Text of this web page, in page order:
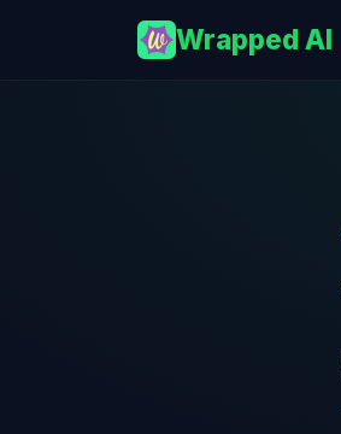
Wrapped AI